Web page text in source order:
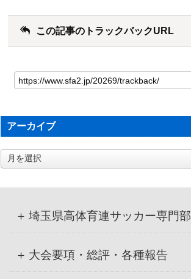
この記事のトラックバックURL
アーカイブ
ア
ー
埼玉県高体育連サッカー専門部
大会要項・総評・各種報告